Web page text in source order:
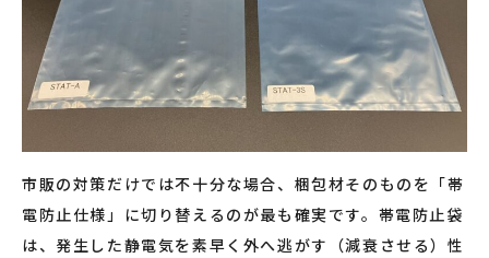
市販の対策だけでは不十分な場合、梱包材そのものを「帯
電防止仕様」に切り替えるのが最も確実です。帯電防止袋
は、発生した静電気を素早く外へ逃がす（減衰させる）性